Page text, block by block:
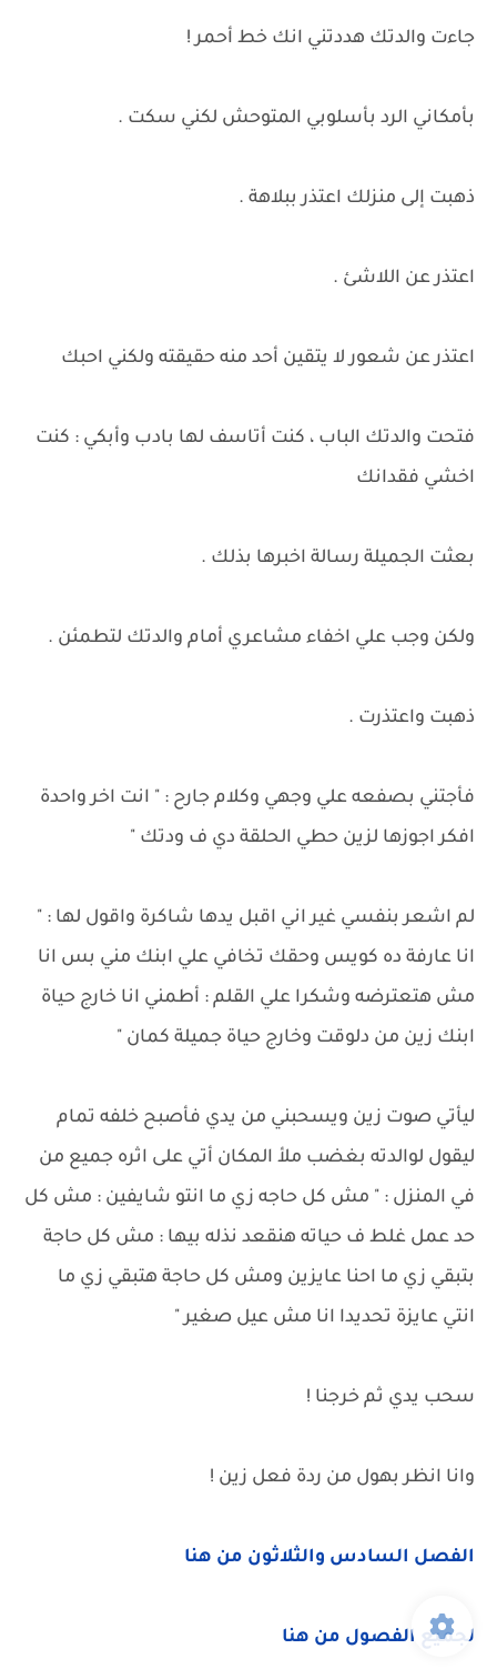
جاءت والدتك هددتني انك خط أحمر !
بأمكاني الرد بأسلوبي المتوحش لكني سكت .
ذهبت إلى منزلك اعتذر ببلاهة .
اعتذر عن اللاشئ .
اعتذر عن شعور لا يتقين أحد منه حقيقته ولكني احبك
فتحت والدتك الباب ، كنت أتاسف لها بادب وأبكي : كنت
اخشي فقدانك
بعثت الجميلة رسالة اخبرها بذلك .
ولكن وجب علي اخفاء مشاعري أمام والدتك لتطمئن .
ذهبت واعتذرت .
فأجتني بصفعه علي وجهي وكلام جارح : " انت اخر واحدة
افكر اجوزها لزين حطي الحلقة دي ف ودتك "
لم اشعر بنفسي غير اني اقبل يدها شاكرة واقول لها : "
انا عارفة ده كويس وحقك تخافي علي ابنك مني بس انا
مش هتعترضه وشكرا علي القلم : أطمني انا خارج حياة
ابنك زين من دلوقت وخارج حياة جميلة كمان "
ليأتي صوت زين ويسحبني من يدي فأصبح خلفه تمام
ليقول لوالدته بغضب ملأ المكان أتي على اثره جميع من
في المنزل : " مش كل حاجه زي ما انتو شايفين : مش كل
حد عمل غلط ف حياته هنقعد نذله بيها : مش كل حاجة
بتبقي زي ما احنا عايزين ومش كل حاجة هتبقي زي ما
انتي عايزة تحديدا انا مش عيل صغير "
سحب يدي ثم خرجنا !
وانا انظر بهول من ردة فعل زين !
الفصل السادس والثلاثون من هنا
لجميع الفصول من هنا